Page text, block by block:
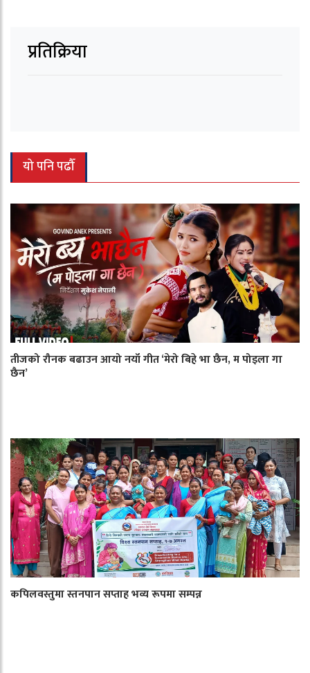
प्रतिक्रिया
यो पनि पढौँ
तीजको रौनक बढाउन आयो नयाँ गीत ‘मेरो बिहे भा छैन, म पोइला गा
छैन’
कपिलवस्तुमा स्तनपान सप्ताह भव्य रूपमा सम्पन्न